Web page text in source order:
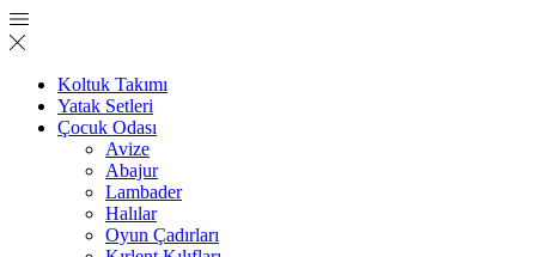
Koltuk Takımı
Yatak Setleri
Çocuk Odası
Avize
Abajur
Lambader
Halılar
Oyun Çadırları